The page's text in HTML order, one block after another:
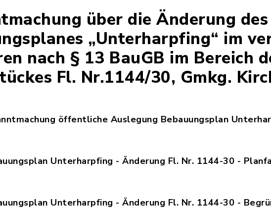
über die Änderung des
„Unterharpfing“ im
nach § 13 BauGB im Bereich
Fl. Nr.1144/30, Gmkg.
öffentliche Auslegung Bebauungsplan
Unterharpfing - Änderung Fl. Nr. 1144-30 -
Unterharpfing - Änderung Fl. Nr. 1144-30 -